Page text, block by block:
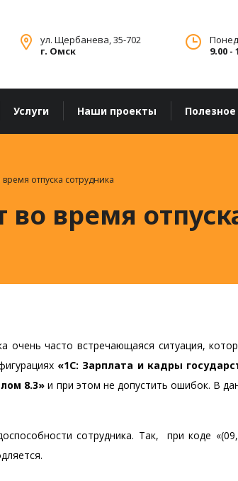
9.00 -
ул. Щербанева, 35-702
г. Омск
Услуги Наши проекты Полезное
отпуска сотрудника
время
очень часто встречающаяся ситуация,
«1С: Зарплата и кадры
8.3» и при этом не допустить ошибок. В
сотрудника. Так, при коде